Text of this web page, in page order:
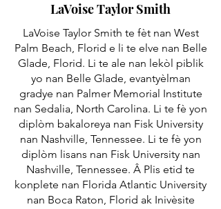
LaVoise Taylor Smith
LaVoise Taylor Smith te fèt nan West
Palm Beach, Florid e li te elve nan Belle
Glade, Florid. Li te ale nan lekòl piblik
yo nan Belle Glade, evantyèlman
gradye nan Palmer Memorial Institute
nan Sedalia, North Carolina. Li te fè yon
diplòm bakaloreya nan Fisk University
nan Nashville, Tennessee. Li te fè yon
diplòm lisans nan Fisk University nan
Nashville, Tennessee. Â Plis etid te
konplete nan Florida Atlantic University
nan Boca Raton, Florid ak Inivèsite